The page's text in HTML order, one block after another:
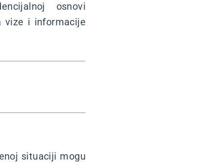
osnovi
vize i informacije
situaciji mogu